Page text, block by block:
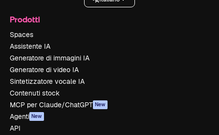
Prodotti
Spaces
Assistente IA
Generatore di immagini IA
Generatore di video IA
Sintetizzatore vocale IA
Contenuti stock
MCP per Claude/ChatGPT New
Agenti New
API